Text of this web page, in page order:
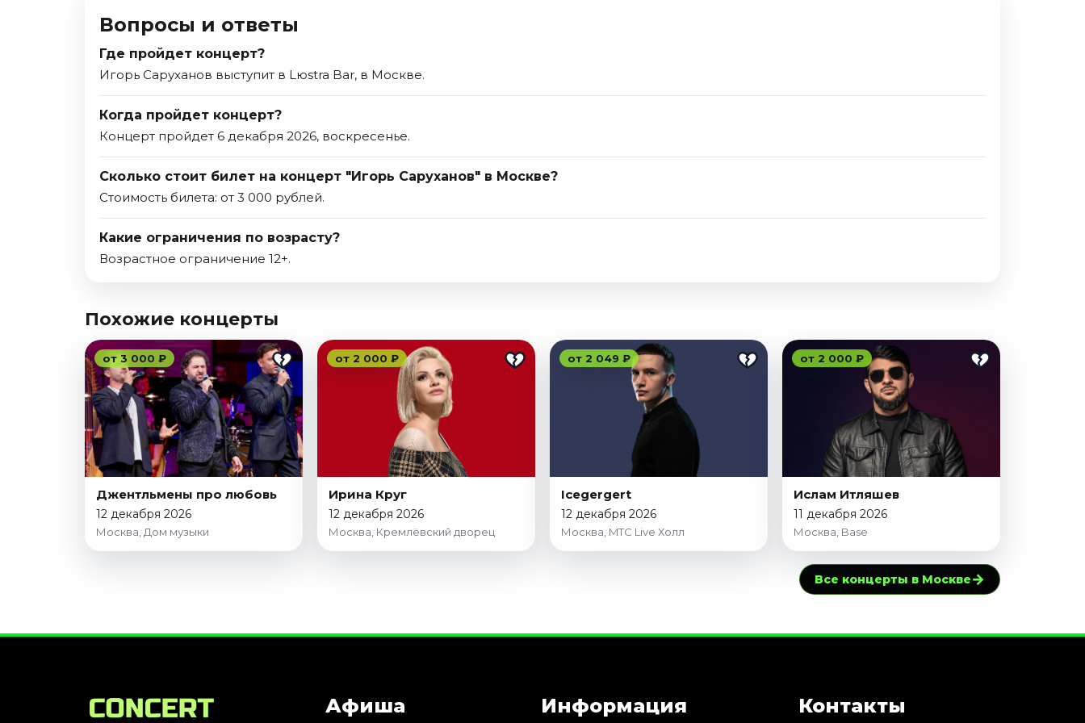
Вопросы и ответы
Где пройдет концерт?
Игорь Саруханов выступит в Lюstra Bar, в Москве.
Когда пройдет концерт?
Концерт пройдет 6 декабря 2026, воскресенье.
Сколько стоит билет на концерт "Игорь Саруханов" в Москве?
Стоимость билета: от 3 000 рублей.
Какие ограничения по возрасту?
Возрастное ограничение 12+.
Похожие концерты
от 3 000 ₽
Джентльмены про любовь
12 декабря 2026
Москва, Дом музыки
от 2 000 ₽
Ирина Круг
12 декабря 2026
Москва, Кремлёвский дворец
от 2 049 ₽
Icegergert
12 декабря 2026
Москва, MTC Live Холл
от 2 000 ₽
Ислам Итляшев
11 декабря 2026
Москва, Base
Все концерты в Москве→
Афиша Информация Контакты